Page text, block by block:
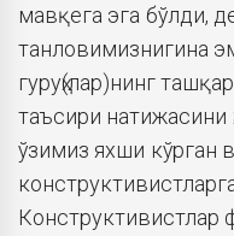
мавқега эга бўлди,
танловимизнигина
гуруҳ(лар)нинг
таъсири натижасини
ўзимиз яхши кўрган
Конструктивистлар